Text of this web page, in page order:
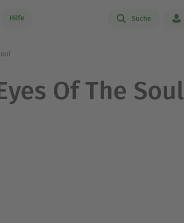
Hilfe Suche
Of The Soul